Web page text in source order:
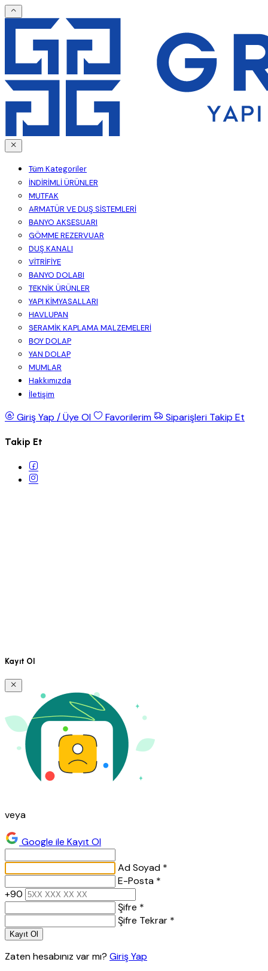
Tüm Kategoriler
İNDİRİMLİ ÜRÜNLER
MUTFAK
ARMATÜR VE DUŞ SİSTEMLERİ
BANYO AKSESUARI
GÖMME REZERVUAR
DUŞ KANALI
VİTRİFİYE
BANYO DOLABI
TEKNİK ÜRÜNLER
YAPI KİMYASALLARI
HAVLUPAN
SERAMİK KAPLAMA MALZEMELERİ
BOY DOLAP
YAN DOLAP
MUMLAR
Hakkımızda
İletişim
Giriş Yap / Üye Ol Favorilerim Siparişleri Takip Et
Takip Et
Kayıt Ol
veya
Google ile Kayıt Ol
Ad Soyad *
E-Posta *
+90
Şifre *
Şifre Tekrar *
Kayıt Ol
Zaten hesabınız var mı? Giriş Yap